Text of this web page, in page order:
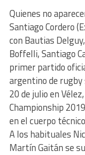
Quienes no
Santiago Cordero
con Bautias
Boffelli, Santiago
primer partido
argentino de rugby
20 de julio en
Championship
en el cuerpo
A los habituales
Martín Gaitán se